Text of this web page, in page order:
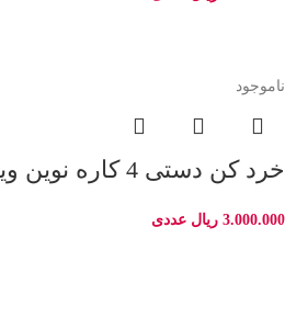
ناموجود
خرد کن دستی 4 کاره نوین ویستا
3.000.000 ریال عددی